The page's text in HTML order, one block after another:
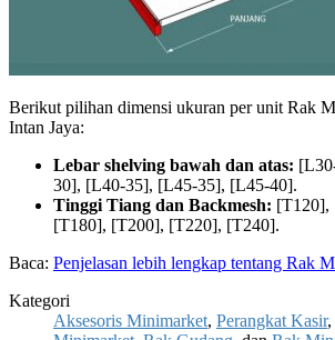
Berikut pilihan dimensi ukuran per unit Rak
Intan Jaya:
Lebar shelving bawah dan atas:
30], [L40-35], [L45-35], [L45-40].
Tinggi Tiang dan Backmesh: [T120],
[T180], [T200], [T220], [T240].
Baca: Penjelasan lebih lengkap tentang Rak
Kategori
Aksesoris Minimarket, Perangkat Kasir,